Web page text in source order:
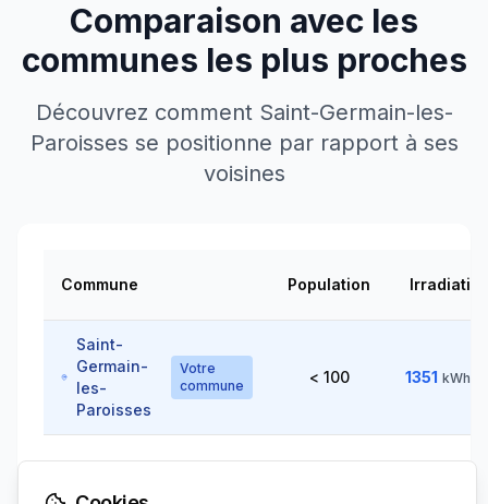
Comparaison avec les
communes les plus proches
Découvrez comment Saint-Germain-les-
Paroisses se positionne par rapport à ses
voisines
Commune Population
Saint-
Germain-
les-
Paroisses
Votre
commune
< 100 1351 kWh/